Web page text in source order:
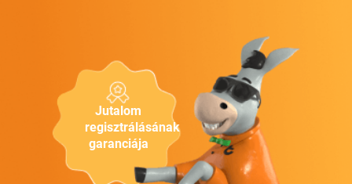
Jutalom
regisztrálásának
garanciája